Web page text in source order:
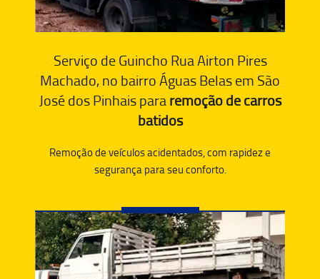
Serviço de Guincho Rua Airton Pires
Machado, no bairro Águas Belas em São
José dos Pinhais pararemoção de carros
batidos
Remoção de veículos acidentados, com rapidez e
segurança para seu conforto.